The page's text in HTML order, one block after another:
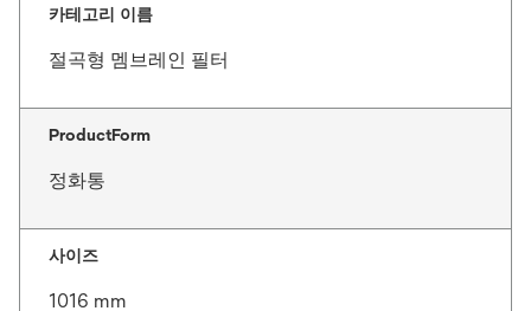
카테고리 이름
절곡형 멤브레인 필터
ProductForm
정화통
사이즈
1016 mm